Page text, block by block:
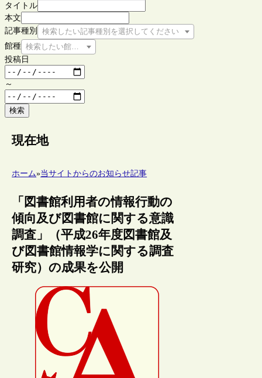
タイトル
本文
記事種別
検索したい記事種別を選択してください
館種 検索したい館種を選択してください
投稿日
～
検索
現在地
ホーム»当サイトからのお知らせ記事
「図書館利用者の情報行動の
傾向及び図書館に関する意識
調査」（平成26年度図書館及
び図書館情報学に関する調査
研究）の成果を公開